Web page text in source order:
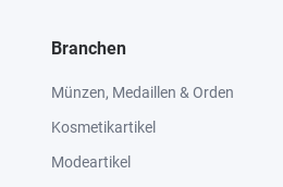
Branchen
Münzen, Medaillen & Orden
Kosmetikartikel
Modeartikel